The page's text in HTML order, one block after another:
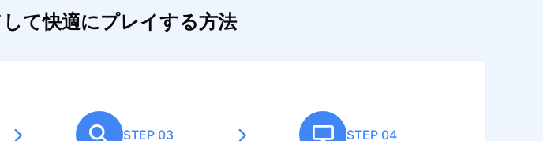
て快適にプレイする方法
STEP 03 STEP 04